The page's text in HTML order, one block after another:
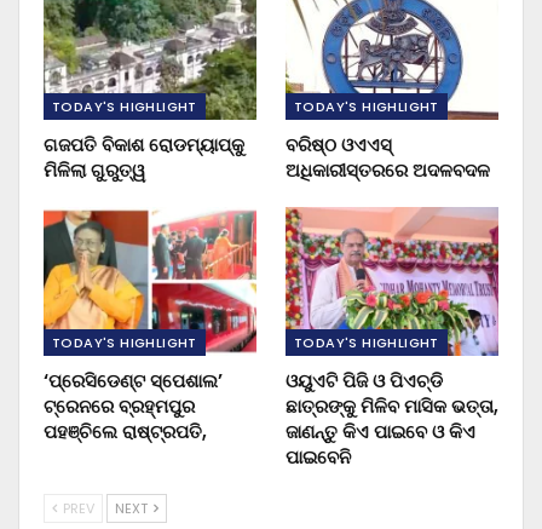
TODAY'S HIGHLIGHT
ଗଜପତି ବିକାଶ ରୋଡମ୍ୟାପ୍‌କୁ
ମିଳିଲା ଗୁରୁତ୍ୱ
TODAY'S HIGHLIGHT
ବରିଷ୍ଠ ଓଏଏସ୍‌
ଅଧିକାରୀସ୍ତରରେ ଅଦଳବଦଳ
TODAY'S HIGHLIGHT
‘ପ୍ରେସିଡେଣ୍ଟ ସ୍ପେଶାଲ’
ଟ୍ରେନରେ ବ୍ରହ୍ମପୁର
ପହଞ୍ଚିଲେ ରାଷ୍ଟ୍ରପତି,
TODAY'S HIGHLIGHT
ଓୟୁଏଟି ପିଜି ଓ ପିଏଚ୍‌ଡି
ଛାତ୍ରଙ୍କୁ ମିଳିବ ମାସିକ ଭତ୍ତା,
ଜାଣନ୍ତୁ କିଏ ପାଇବେ ଓ କିଏ
ପାଇବେନି
PREV NEXT